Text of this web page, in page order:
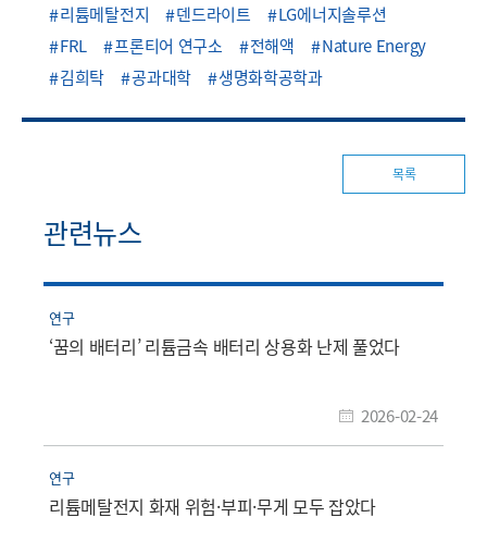
리튬메탈전지 덴드라이트
LG에너지솔루션
FRL
프론티어 연구소 전해액
Nature Energy
김희탁
공과대학 생명화학공학과
목록
관련뉴스
연구
‘꿈의 배터리’ 리튬금속 배터리 상용화 난제 풀었다
2026-02-24
연구
리튬메탈전지 화재 위험·부피·무게 모두 잡았다